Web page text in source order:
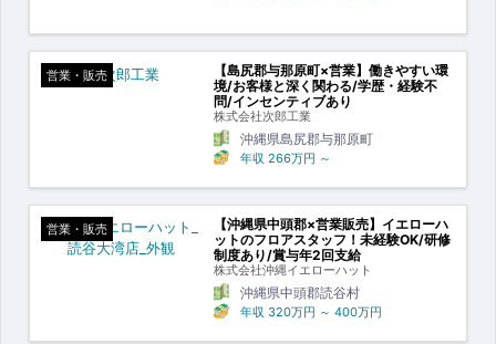
営業・販売
【島尻郡与那原町×営業】働きやすい環
境/お客様と深く関わる/学歴・経験不
問/インセンティブあり
株式会社次郎工業
沖縄県島尻郡与那原町
年収 266万円 ～
営業・販売
【沖縄県中頭郡×営業販売】イエローハ
ットのフロアスタッフ！未経験OK/研修
制度あり/賞与年2回支給
株式会社沖縄イエローハット
沖縄県中頭郡読谷村
年収 320万円 ～ 400万円